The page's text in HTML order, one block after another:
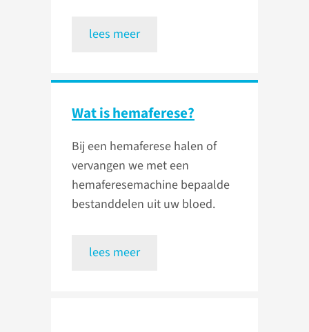
lees meer
Wat is hemaferese?
Bij een hemaferese halen of
vervangen we met een
hemaferesemachine bepaalde
bestanddelen uit uw bloed.
lees meer